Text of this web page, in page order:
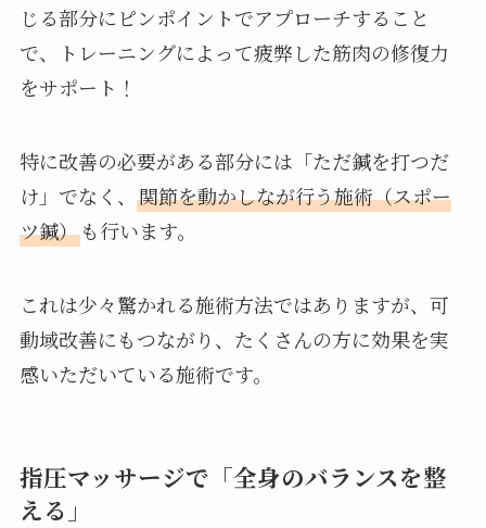
じる部分にピンポイントでアプローチすること
で、トレーニングによって疲弊した筋肉の修復力
をサポート！
特に改善の必要がある部分には「ただ鍼を打つだ
け」でなく、 関節を動かしなが行う施術（スポー
ツ鍼）も行います。
これは少々驚かれる施術方法ではありますが、可
動域改善にもつながり、たくさんの方に効果を実
感いただいている施術です。
指圧マッサージで「全身のバランスを整
える」